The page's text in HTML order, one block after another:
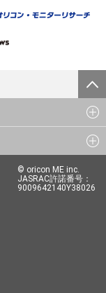
© oricon ME inc.
JASRAC許諾番号：
9009642140Y38026